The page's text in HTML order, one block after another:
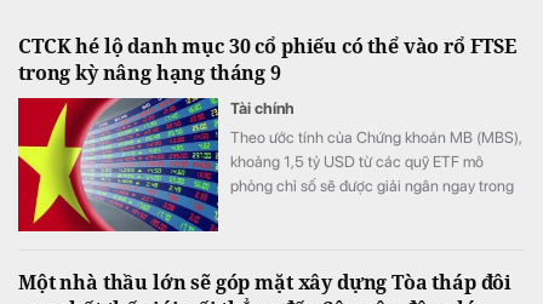
CTCK hé lộ danh mục 30 cổ phiếu có thể vào rổ FTSE
trong kỳ nâng hạng tháng 9
Tài chính
Theo ước tính của Chứng khoán MB (MBS),
khoảng 1,5 tỷ USD từ các quỹ ETF mô
phỏng chỉ số sẽ được giải ngân ngay trong
Một nhà thầu lớn sẽ góp mặt xây dựng Tòa tháp đôi